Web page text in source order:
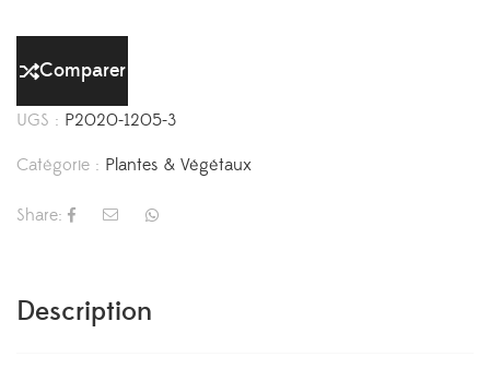
Comparer
UGS : P2020-1205-3
Catégorie : Plantes & Végétaux
Share:
Description